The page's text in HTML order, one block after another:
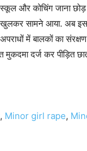
और कोचिंग जाना
सामने आया. अब इस
में बालकों का
दर्ज कर पीड़ित
, Minor girl rape,